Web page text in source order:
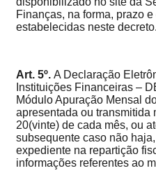
Finanças, na forma, prazo
estabelecidas neste decreto.
Art. 5º. A Declaração
Instituições Financeiras –
Módulo Apuração Mensal
apresentada ou transmitida
20(vinte) de cada mês, ou
subsequente caso não
expediente na repartição
informações referentes ao